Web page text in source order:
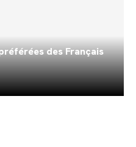
des Français